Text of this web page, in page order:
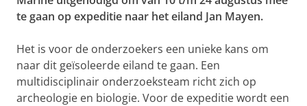
te gaan op expeditie naar het eiland Jan Mayen.
Het is voor de onderzoekers een unieke kans om
naar dit geïsoleerde eiland te gaan. Een
multidisciplinair onderzoeksteam richt zich op
archeologie en biologie. Voor de expeditie wordt een